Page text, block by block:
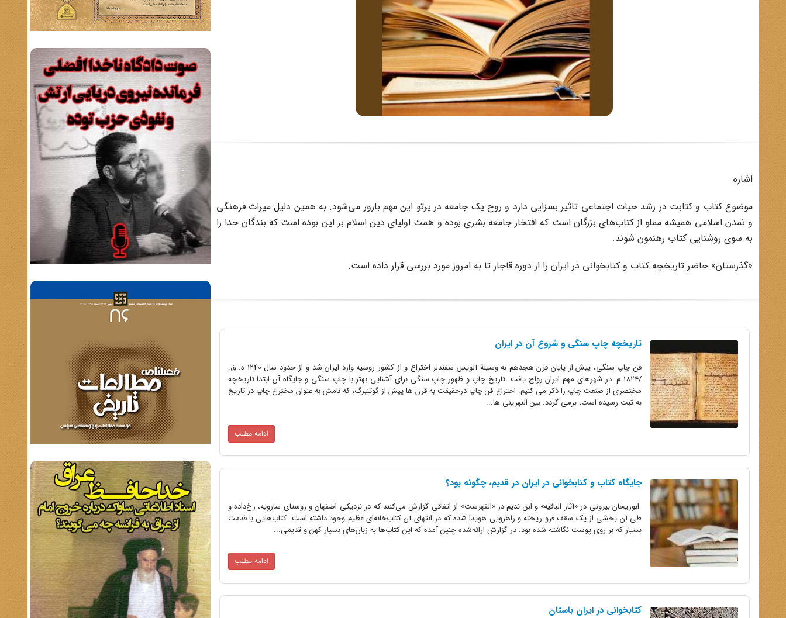
اشاره
موضوع کتاب و کتابت در رشد حیات اجتماعی تاثیر بسزایی دارد و روح یک جامعه در پرتو این مهم بارور می‌شود. به همین دلیل میراث فرهنگی
و تمدن اسلامی همیشه مملو از کتاب‌های بزرگان است که افتخار جامعه بشری بوده و همت اولیای دین اسلام بر این بوده است که بندگان خدا را
به سوی روشنایی کتاب رهنمون شوند.
«گذرستان» حاضر تاریخچه کتاب و کتابخوانی در ایران را از دوره قاجار تا به امروز مورد بررسی قرار داده است.
تاریخچه چاپ سنگی و شروع آن در ایران
فن چاپ سنگی، پیش از پایان قرن هجدهم به وسیلة آلویس سفندلر اختراع و از کشور روسیه وارد ایران شد و از حدود سال 1240 ه. ق.
/1824 م. در شهرهای مهم ایران رواج یافت. تاریخ چاپ و ظهور چاپ سنگی برای آشنایی بهتر با چاپ سنگی و جایگاه آن ابتدا تاریخچه
مختصری از صنعت چاپ را ذکر می کنیم. اختراع فن چاپ درحقیقت به قرن ها پیش از گوتنبرگ، که نامش به عنوان مخترع چاپ در تاریخ
به ثبت رسیده است، برمی گردد. بین النهرینی ها...
ادامه مطلب
جایگاه کتاب و کتابخوانی در ایران در قدیم، چگونه بود؟
ابوریحان بیرونی در «آثار الباقیه» و ابن ندیم در «الفهرست» از اتفاقی گزارش می‌کنند که در نزدیکی اصفهان و روستای سارویه، رخ‌داده و
طی آن بخشی از یک سقف فرو ریخته و راهرویی هویدا شده که در انتهای آن کتاب‌خانه‌ای عظیم وجود داشته است. کتاب‌هایی با قدمت
بسیار که بر روی پوست نگاشته شده بود. در گزارش ارائه‌شده چنین آمده که این کتاب‌ها به زبان‌های بسیار کهن و قدیمی...
ادامه مطلب
کتابخوانی در ایران باستان